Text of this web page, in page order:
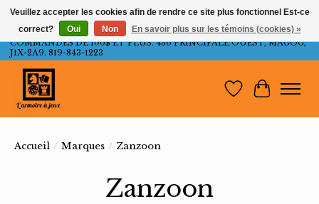
LIVRAISON GRATUITE AU QUÉBEC ET ONTARIO POUR LES
COMMANDES DE 100$ ET PLUS. 436 PRINCIPALE OUEST, MAGOG,
J1X-2A9. 819-843-1223
Liste dePanier
Accueil / Marques / Zanzoon
Zanzoon
Veuillez accepter les cookies afin de rendre ce site plus fonctionnel Est-ce
correct?
Oui Non En savoir plus sur les témoins (cookies) »